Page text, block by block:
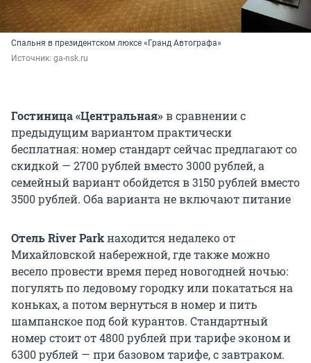
Спальня в президентском люксе «Гранд Автографа»
Источник: ga-nsk.ru
Гостиница «Центральная»в сравнении с
предыдущим вариантом практически
бесплатная: номер стандарт сейчас предлагают со
скидкой — 2700 рублей вместо 3000 рублей, а
семейный вариант обойдется в 3150 рублей вместо
3500 рублей. Оба варианта не включают питание
Отель River Parkнаходится недалеко от
Михайловской набережной, где также можно
весело провести время перед новогодней ночью:
погулять по ледовому городку или покататься на
коньках, а потом вернуться в номер и пить
шампанское под бой курантов. Стандартный
номер стоит от 4800 рублей при тарифе эконом и
6300 рублей — при базовом тарифе, с завтраком.